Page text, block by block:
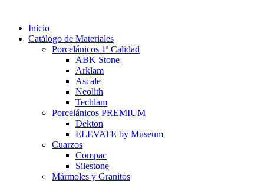
Inicio
Catálogo de Materiales
Porcelánicos 1ª Calidad
ABK Stone
Arklam
Ascale
Neolith
Techlam
Porcelánicos PREMIUM
Dekton
ELEVATE by Museum
Cuarzos
Compac
Silestone
Mármoles y Granitos